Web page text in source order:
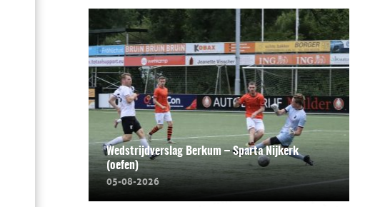
Wedstrijdverslag Berkum – Sparta Nijkerk
(oefen)
05-08-2026